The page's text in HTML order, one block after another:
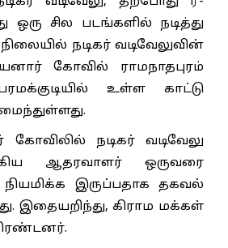
ஒரு சில படங்களில் நடித்து
நடிகர் வடிவேலுவின்
கோவில் ராமநாதபுரம்
உள்ள காட்டு
நடிகர் வடிவேலு
ஆதரவாளர் ஒருவரை
இருப்பதாக தகவல்
இதையறிந்து, கிராம மக்கள்